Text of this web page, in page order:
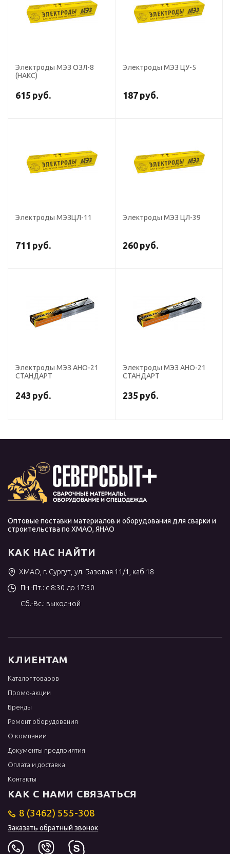
Электроды МЭЗ ОЗЛ-8
(НАКС)
615 руб.
Электроды МЭЗ ЦУ-5
187 руб.
Электроды МЭЗЦЛ-11
711 руб.
Электроды МЭЗ ЦЛ-39
260 руб.
Электроды МЭЗ АНО-21
СТАНДАРТ
243 руб.
Электроды МЭЗ АНО-21
СТАНДАРТ
235 руб.
Оптовые поставки материалов и оборудования для сварки и
строительства по ХМАО, ЯНАО
КАК НАС НАЙТИ
ХМАО, г. Сургут, ул. Базовая 11/1, каб.18
Пн.-Пт.: с 8:30 до 17:30
Сб.-Вс.: выходной
КЛИЕНТАМ
Каталог товаров
Промо-акции
Бренды
Ремонт оборудования
О компании
Документы предприятия
Оплата и доставка
Контакты
КАК С НАМИ СВЯЗАТЬСЯ
8 (3462) 555-308
Заказать обратный звонок